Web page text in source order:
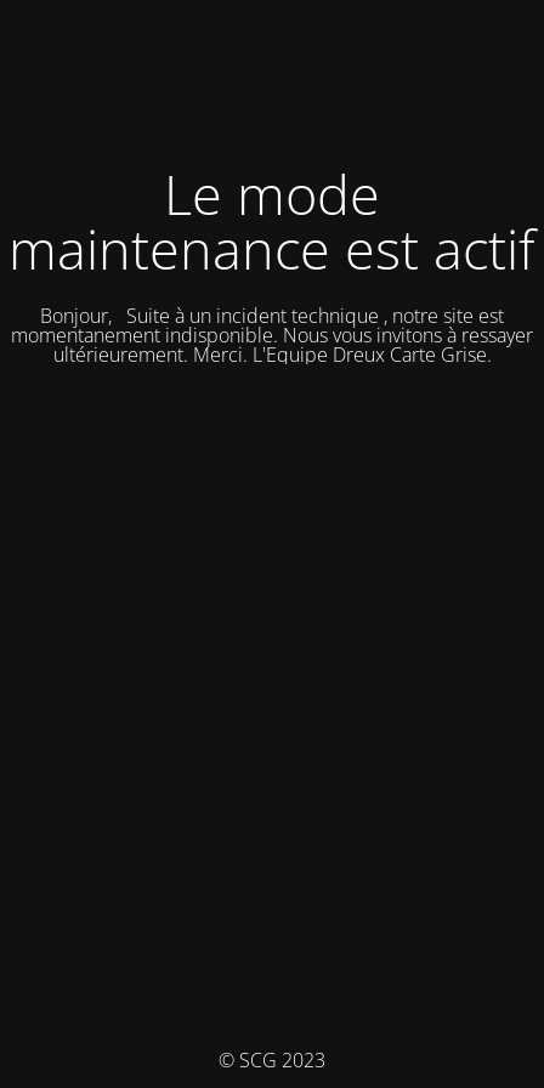
Le mode
maintenance est actif
Bonjour, Suite à un incident technique , notre site est
momentanement indisponible. Nous vous invitons à ressayer
ultérieurement. Merci. L'Equipe Dreux Carte Grise.
© SCG 2023